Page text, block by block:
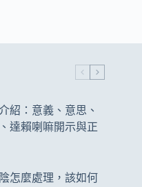
紹：意義、意思、
達賴喇嘛開示與正
怎麼處理，該如何